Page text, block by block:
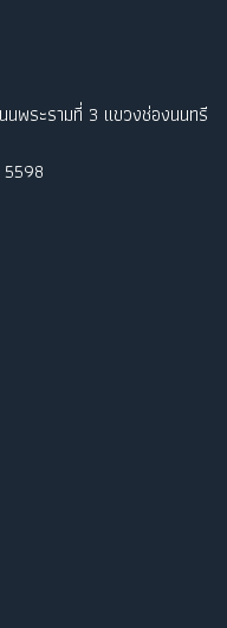
พระรามที่ 3 แขวงช่องนนทรี